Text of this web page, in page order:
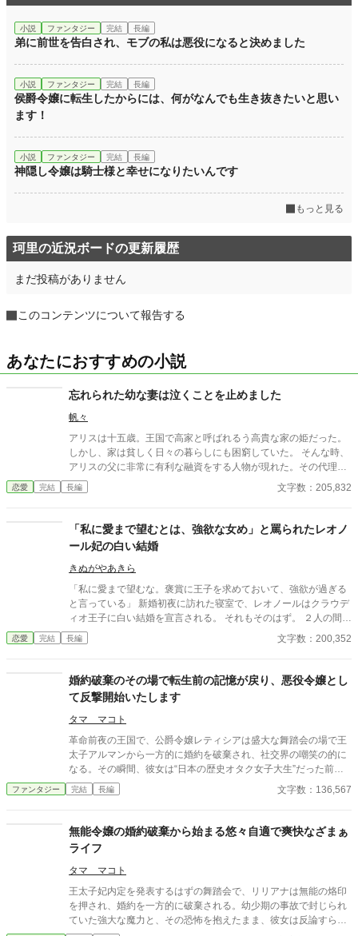
小説 ファンタジー 完結 長編
弟に前世を告白され、モブの私は悪役になると決めました
小説 ファンタジー 完結 長編
侯爵令嬢に転生したからには、何がなんでも生き抜きたいと思い
ます！
小説 ファンタジー 完結 長編
神隠し令嬢は騎士様と幸せになりたいんです
もっと見る
珂里の近況ボードの更新履歴
まだ投稿がありません
このコンテンツについて報告する
あなたにおすすめの小説
忘れられた幼な妻は泣くことを止めました
帆々
アリスは十五歳。王国で高家と呼ばれるう高貴な家の姫だった。
しかし、家は貧しく日々の暮らしにも困窮していた。 そんな時、
アリスの父に非常に有利な融資をする人物が現れた。その代理人
のフーは巧みに父を騙して、莫大な借金を負わせてしまう。 もち
ろん返済する目処もない。 「アリス姫と我が主人との婚姻で借財
を責められなかった。家を守るのは父の責務だと信じたから。 嫁
いだドリトルン家は悪徳金貸しとして有名で、アリスは邸の厳し
いルールに従うことになる。フーは彼女を監視し自由を許さな
い。そんな中、夫の愛人が邸に迎え入れることを知る。彼女は庭
の隅の離れ住まいを強いられているのに。アリスは嘆き悲しむ
が、フーに強く諌められてうなだれて受け入れた。 「ご実家への
援助はご心配なく。ここでの悪くないお暮らしも保証しましょ
う」 そういう経緯を仲良しのはとこに打ち明けた。晩餐に招か
れ、久しぶりに心の落ち着く時間を過ごした。その席にははとこ
しまう。彼女を庇うはとこを咎め、フーの無礼を責めたロエルに
まで痛烈な侮蔑を吐き捨てた。 厳しい婚家のルールに縛られ、ア
なことからロエルに再会することになった。金髪の端正な紳士の
彼は、彼女に問いかけた。 「お幸せですか？」 アリスはそれに答
えられずにそのまま別れた。しかし、その言葉が彼の優しかった
印象と共に尾を引いて、彼女の中に残っていく＿＿＿＿＿＿＿。
世間知らずの高貴な姫とやや強引な公爵家の子息のじれじれなラ
ブストーリーです。 古風な恋愛物語をお好きな方にお読みいただ
のいい物語を努めます。 ※小説家になろう様にも投稿させていた
だいております。
恋愛 完結 長編 文字数：205,832
「私に愛まで望むとは、強欲な女め」と罵られたレオノ
ール妃の白い結婚
きぬがやあきら
「私に愛まで望むな。褒賞に王子を求めておいて、強欲が過ぎる
と言っている」 新婚初夜に訪れた寝室で、レオノールはクラウデ
ィオ王子に白い結婚を宣言される。 それもそのはず。 ２人の間に
愛はないーーどころか、この結婚はレオノールが魔王討伐の褒美
にと国王に要求したものだった。 でも、王子を望んだレオノール
しいと願った気持ちは本物だ。 だからいくら冷遇されようが、嫌
がらせを受けようが心は揺るがない。 どこまでも逞しく、軽薄そ
うでいて賢い。どこか憎めない魅力を持ったレオノールに、やが
てクラウディオの心は……。 すれ違い、拗れる２人に愛は生まれ
るのか？ 焦ったい恋と陰謀＋バトルのラブファンタジー。
恋愛 完結 長編 文字数：200,352
婚約破棄のその場で転生前の記憶が戻り、悪役令嬢とし
て反撃開始いたします
タマ マコト
革命前夜の王国で、公爵令嬢レティシアは盛大な舞踏会の場で王
太子アルマンから一方的に婚約を破棄され、社交界の嘲笑の的に
なる。その瞬間、彼女は“日本の歴史オタク女子大生”だった前世
の記憶を思い出し、この国が数年後に血塗れの革命で滅びる未来
を知ってしまう。 悪役令嬢として嫌われ、切り捨てられた自分の
たレティシアは、貧民街への支援や貴族の不正調査をひそかに始
める。その過程で、冷静で改革派の第二王子シャルルと出会い、
互いに利害と興味を抱きながら、“歴史に逆らう悪役令嬢”として
静かな反撃をスタートさせていく。
ファンタジー 完結 長編 文字数：136,567
無能令嬢の婚約破棄から始まる悠々自適で爽快なざまぁ
ライフ
タマ マコト
王太子妃内定を発表するはずの舞踏会で、リリアナは無能の烙印
を押され、婚約を一方的に破棄される。幼少期の事故で封じられ
ていた強大な魔力と、その恐怖を抱えたまま、彼女は反論すらで